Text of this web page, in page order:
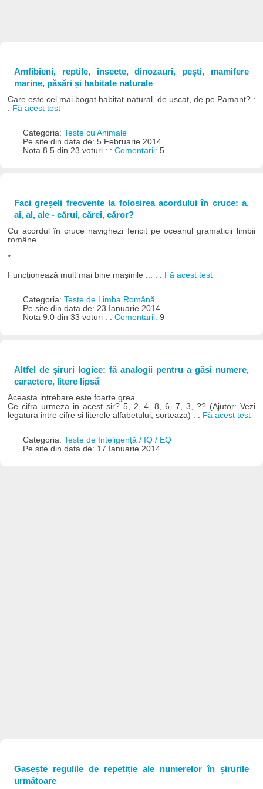
Amfibieni, reptile, insecte, dinozauri, pești, mamifere
marine, păsări și habitate naturale
Care este cel mai bogat habitat natural, de uscat, de pe Pamant? :
: Fă acest test
Categoria: Teste cu Animale
Pe site din data de: 5 Februarie 2014
Nota 8.5 din 23 voturi : : Comentarii: 5
Faci greșeli frecvente la folosirea acordului în cruce: a,
ai, al, ale - cărui, cărei, căror?
Cu acordul în cruce navighezi fericit pe oceanul gramaticii limbii
române.
*
Funcționează mult mai bine mașinile ... : : Fă acest test
Categoria: Teste de Limba Română
Pe site din data de: 23 Ianuarie 2014
Nota 9.0 din 33 voturi : : Comentarii: 9
Altfel de șiruri logice: fă analogii pentru a găsi numere,
caractere, litere lipsă
Aceasta intrebare este foarte grea.
Ce cifra urmeza in acest sir? 5, 2, 4, 8, 6, 7, 3, ?? (Ajutor: Vezi
legatura intre cifre si literele alfabetului, sorteaza) : : Fă acest test
Categoria: Teste de Inteligență / IQ / EQ
Pe site din data de: 17 Ianuarie 2014
Gasește regulile de repetiție ale numerelor în șirurile
următoare